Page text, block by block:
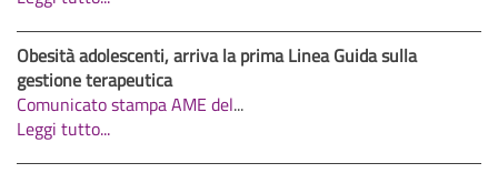
Obesità adolescenti, arriva la prima Linea Guida sulla
gestione terapeutica
Comunicato stampa AME del...
Leggi tutto...